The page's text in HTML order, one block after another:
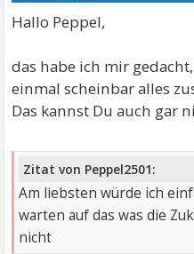
Hallo Peppel,
das habe ich mir
einmal scheinbar alles
Das kannst Du auch gar
Zitat von Peppel2501:
Am liebsten würde ich
warten auf das was die
nicht